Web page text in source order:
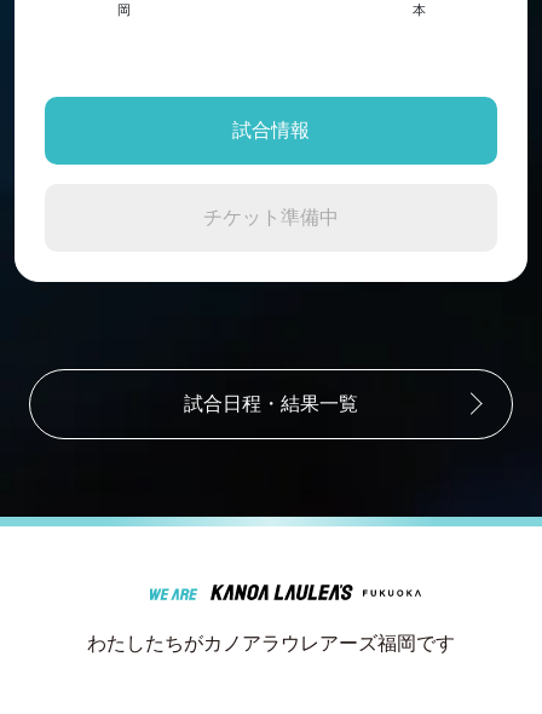
岡
本
試合情報
チケット準備中
試合日程・結果一覧
わたしたちがカノアラウレアーズ福岡です